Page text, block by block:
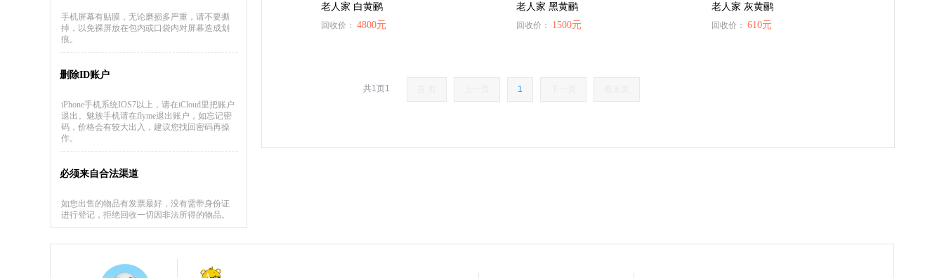
手机屏幕有贴膜，无论磨损多严重，请不要撕
掉，以免裸屏放在包内或口袋内对屏幕造成划
痕。
删除ID账户
iPhone手机系统IOS7以上，请在iCloud里把账户
退出。魅族手机请在flyme退出账户，如忘记密
码，价格会有较大出入，建议您找回密码再操
作。
必须来自合法渠道
如您出售的物品有发票最好，没有需带身份证
进行登记，拒绝回收一切因非法所得的物品。
老人家 白黄鹂
回收价： 4800元
老人家 黑黄鹂
回收价： 1500元
老人家 灰黄鹂
回收价： 610元
共1页1 1
137****9551